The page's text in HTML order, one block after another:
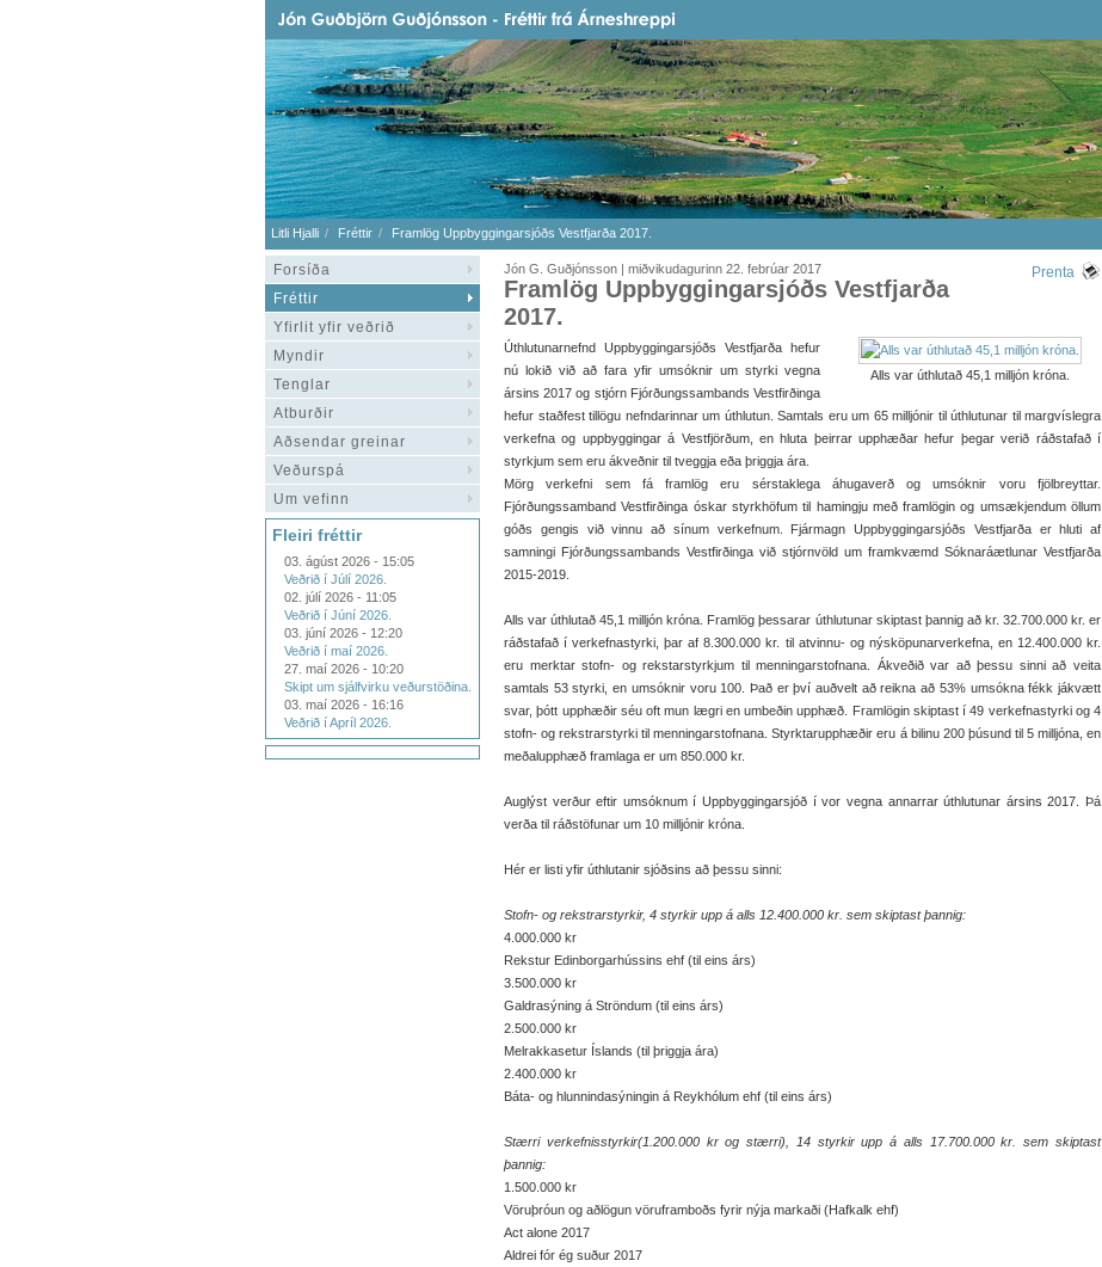
Litli Hjalli Fréttir Framlög Uppbyggingarsjóðs Vestfjarða 2017.
Forsíða
Fréttir
Yfirlit yfir veðrið
Myndir
Tenglar
Atburðir
Aðsendar greinar
Veðurspá
Um vefinn
Fleiri fréttir
03. ágúst 2026 - 15:05
Veðrið í Júlí 2026.
02. júlí 2026 - 11:05
Veðrið í Júní 2026.
03. júní 2026 - 12:20
Veðrið í maí 2026.
27. maí 2026 - 10:20
Skipt um sjálfvirku veðurstöðina.
03. maí 2026 - 16:16
Veðrið í Apríl 2026.
Jón G. Guðjónsson | miðvikudagurinn 22. febrúar 2017 Prenta
Framlög Uppbyggingarsjóðs Vestfjarða
2017.
Alls var úthlutað 45,1 milljón króna.
Úthlutunarnefnd Uppbyggingarsjóðs Vestfjarða hefur
nú lokið við að fara yfir umsóknir um styrki vegna
ársins 2017 og stjórn Fjórðungssambands Vestfirðinga
hefur staðfest tillögu nefndarinnar um úthlutun. Samtals eru um 65 milljónir til úthlutunar til margvíslegra
verkefna og uppbyggingar á Vestfjörðum, en hluta þeirrar upphæðar hefur þegar verið ráðstafað í
styrkjum sem eru ákveðnir til tveggja eða þriggja ára.
Mörg verkefni sem fá framlög eru sérstaklega áhugaverð og umsóknir voru fjölbreyttar.
Fjórðungssamband Vestfirðinga óskar styrkhöfum til hamingju með framlögin og umsækjendum öllum
góðs gengis við vinnu að sínum verkefnum. Fjármagn Uppbyggingarsjóðs Vestfjarða er hluti af
samningi Fjórðungssambands Vestfirðinga við stjórnvöld um framkvæmd Sóknaráætlunar Vestfjarða
2015-2019.
Alls var úthlutað 45,1 milljón króna. Framlög þessarar úthlutunar skiptast þannig að kr. 32.700.000 kr. er
ráðstafað í verkefnastyrki, þar af 8.300.000 kr. til atvinnu- og nýsköpunarverkefna, en 12.400.000 kr.
eru merktar stofn- og rekstarstyrkjum til menningarstofnana. Ákveðið var að þessu sinni að veita
samtals 53 styrki, en umsóknir voru 100. Það er því auðvelt að reikna að 53% umsókna fékk jákvætt
svar, þótt upphæðir séu oft mun lægri en umbeðin upphæð. Framlögin skiptast í 49 verkefnastyrki og 4
stofn- og rekstrarstyrki til menningarstofnana. Styrktarupphæðir eru á bilinu 200 þúsund til 5 milljóna, en
meðalupphæð framlaga er um 850.000 kr.
Auglýst verður eftir umsóknum í Uppbyggingarsjóð í vor vegna annarrar úthlutunar ársins 2017. Þá
verða til ráðstöfunar um 10 milljónir króna.
Hér er listi yfir úthlutanir sjóðsins að þessu sinni:
Stofn- og rekstrarstyrkir, 4 styrkir upp á alls 12.400.000 kr. sem skiptast þannig:
4.000.000 kr
Rekstur Edinborgarhússins ehf (til eins árs)
3.500.000 kr
Galdrasýning á Ströndum (til eins árs)
2.500.000 kr
Melrakkasetur Íslands (til þriggja ára)
2.400.000 kr
Báta- og hlunnindasýningin á Reykhólum ehf (til eins árs)
Stærri verkefnisstyrkir(1.200.000 kr og stærri), 14 styrkir upp á alls 17.700.000 kr. sem skiptast
þannig:
1.500.000 kr
Vöruþróun og aðlögun vöruframboðs fyrir nýja markaði (Hafkalk ehf)
Act alone 2017
Aldrei fór ég suður 2017